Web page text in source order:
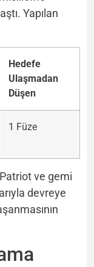
Yapılan
Hedefe
Ulaşmadan
Düşen
1 Füze
ve gemi
devreye